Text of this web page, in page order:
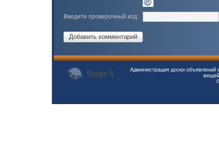
Введите проверочный код:*
Администрация доски объявлений